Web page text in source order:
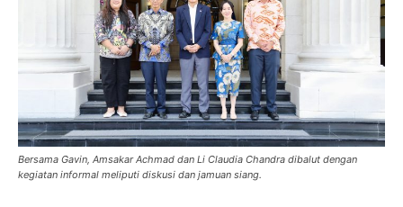
Bersama Gavin, Amsakar Achmad dan Li Claudia Chandra dibalut dengan
kegiatan informal meliputi diskusi dan jamuan siang.